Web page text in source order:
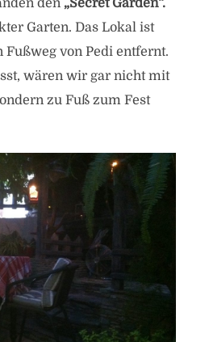
den „Secret Garden“.
Garten. Das Lokal ist
von Pedi entfernt.
wären wir gar nicht mit
zu Fuß zum Fest